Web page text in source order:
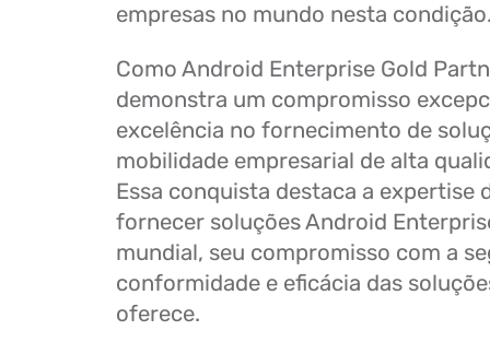
empresas no mundo nesta
Como Android Enterprise Gold
demonstra um compromisso
excelência no fornecimento de
mobilidade empresarial de alta
Essa conquista destaca a expertise
fornecer soluções Android
mundial, seu compromisso com a
conformidade e eficácia das
oferece.